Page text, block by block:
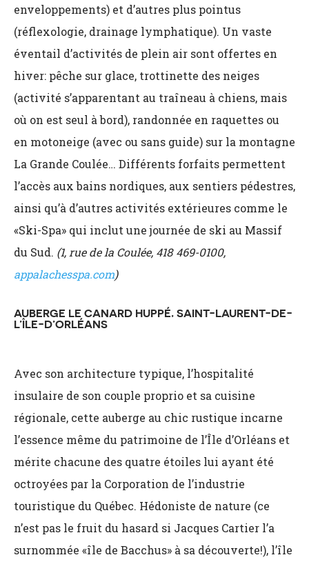
enveloppements) et d’autres plus pointus
(réflexologie, drainage lymphatique). Un vaste
éventail d’activités de plein air sont offertes en
hiver: pêche sur glace, trottinette des neiges
(activité s’apparentant au traîneau à chiens, mais
où on est seul à bord), randonnée en raquettes ou
en motoneige (avec ou sans guide) sur la montagne
La Grande Coulée… Différents forfaits permettent
l’accès aux bains nordiques, aux sentiers pédestres,
ainsi qu’à d’autres activités extérieures comme le
«Ski-Spa» qui inclut une journée de ski au Massif
du Sud. (1, rue de la Coulée, 418 469-0100,
appalachesspa.com)
AUBERGE LE CANARD HUPPÉ, SAINT-LAURENT-DE-
L’ÎLE-D’ORLÉANS
Avec son architecture typique, l’hospitalité
insulaire de son couple proprio et sa cuisine
régionale, cette auberge au chic rustique incarne
l’essence même du patrimoine de l’Île d’Orléans et
mérite chacune des quatre étoiles lui ayant été
octroyées par la Corporation de l’industrie
touristique du Québec. Hédoniste de nature (ce
n’est pas le fruit du hasard si Jacques Cartier l’a
surnommée «île de Bacchus» à sa découverte!), l’île